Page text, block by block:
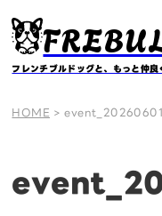
フレンチブルドッグと、もっと仲良
HOME >